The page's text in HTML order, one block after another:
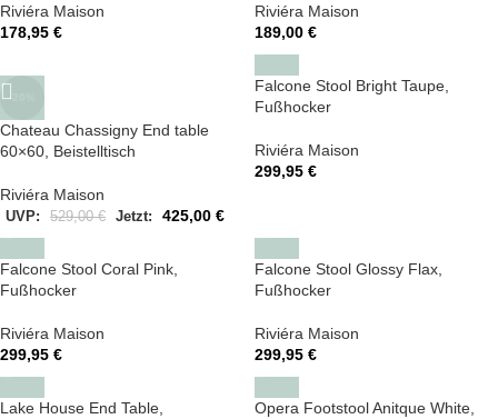
Riviéra Maison
178,95 €
Riviéra Maison
189,00 €
-20%
Chateau Chassigny End table
60×60, Beistelltisch
Riviéra Maison
UVP: 529,00€ Jetzt: 425,00 €
Falcone Stool Bright Taupe,
Fußhocker
Riviéra Maison
299,95 €
Falcone Stool Coral Pink,
Fußhocker
Riviéra Maison
299,95 €
Falcone Stool Glossy Flax,
Fußhocker
Riviéra Maison
299,95 €
Lake House End Table,
Opera Footstool Anitque White,